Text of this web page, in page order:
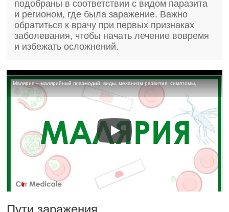
подобраны в соответствии с видом паразита
и регионом, где была заражение. Важно
обратиться к врачу при первых признаках
заболевания, чтобы начать лечение вовремя
и избежать осложнений.
Малярия – малярийный плазмодий, виды, механизм развития, симптомы,
Пути заражения